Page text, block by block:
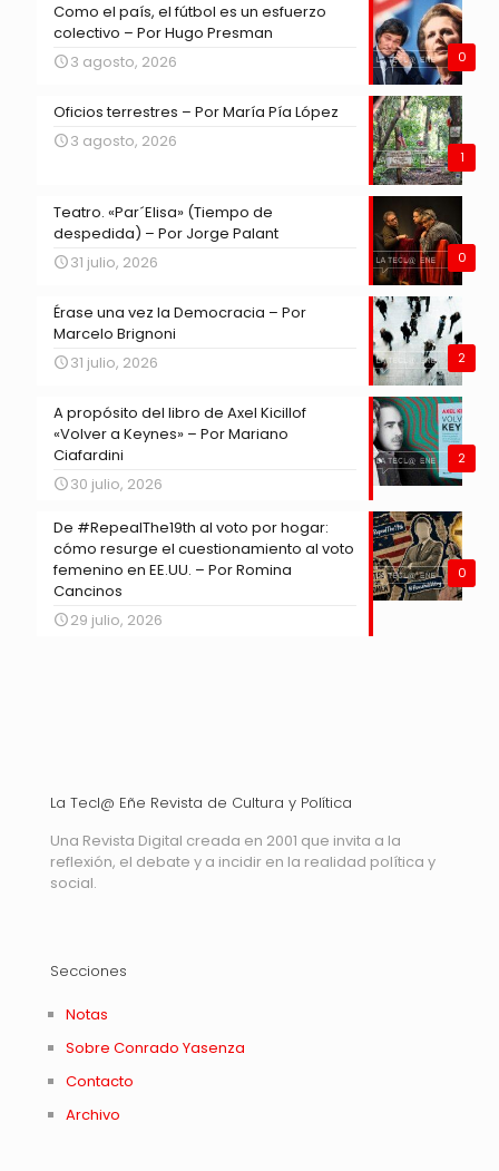
0
Como el país, el fútbol es un esfuerzo
colectivo – Por Hugo Presman
3 agosto, 2026
1
Oficios terrestres – Por María Pía López
3 agosto, 2026
0
Teatro. «Par´Elisa» (Tiempo de
despedida) – Por Jorge Palant
31 julio, 2026
2
Érase una vez la Democracia – Por
Marcelo Brignoni
31 julio, 2026
2
A propósito del libro de Axel Kicillof
«Volver a Keynes» – Por Mariano
Ciafardini
30 julio, 2026
0
De #RepealThe19th al voto por hogar:
cómo resurge el cuestionamiento al voto
femenino en EE.UU. – Por Romina
Cancinos
29 julio, 2026
La Tecl@ Eñe Revista de Cultura y Política
Una Revista Digital creada en 2001 que invita a la
reflexión, el debate y a incidir en la realidad política y
social.
Secciones
Notas
Sobre Conrado Yasenza
Contacto
Archivo